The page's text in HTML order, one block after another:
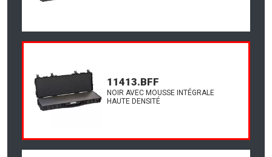
11413.BFF
NOIR AVEC MOUSSE INTÉGRALE
HAUTE DENSITÉ